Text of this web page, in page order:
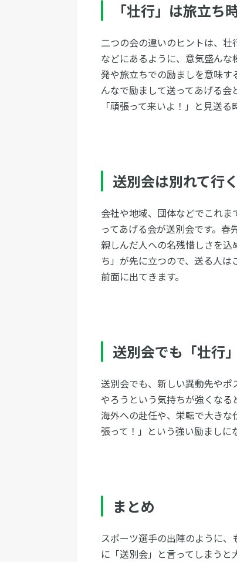
「壮行」は旅立ち
二つの会の違いのヒントは、壮
などにあるように、意気盛ん
発や旅立ちでの励ましを意味
んなで励まして送ってあげる会
「頑張って来いよ！」と見送
送別会は別れて行
会社や地域、団体などでこれ
ってあげる会が送別会です。春
親しんだ人への名残惜しさを
ち」が先に立つので、送る人
前面に出てきます。
送別会でも「壮行
送別会でも、新しい異動先や
やろうという気持ちが強くなる
海外への赴任や、栄転で大き
張って！」という強い励ましに
まとめ
スポーツ選手の出陣のように
に「送別会」と言ってしまう